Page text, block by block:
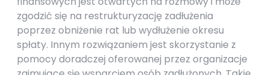
zgodzić się na restrukturyzację zadłużenia
poprzez obniżenie rat lub wydłużenie okresu
spłaty. Innym rozwiązaniem jest skorzystanie z
pomocy doradczej oferowanej przez organizacje